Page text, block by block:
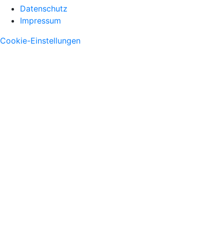
Datenschutz
Impressum
Cookie-Einstellungen